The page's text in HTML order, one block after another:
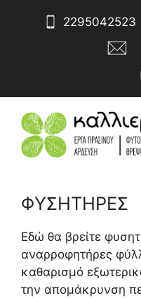
2295042523
Μενού
ΦΥΣΗΤΗΡΕΣ
Εδώ θα βρείτε
αναρροφητήρες
καθαρισμό
την απομάκρυνση
Sorted
latest